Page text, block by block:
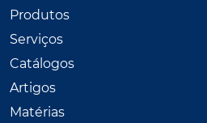
Produtos
Serviços
Catálogos
Artigos
Matérias